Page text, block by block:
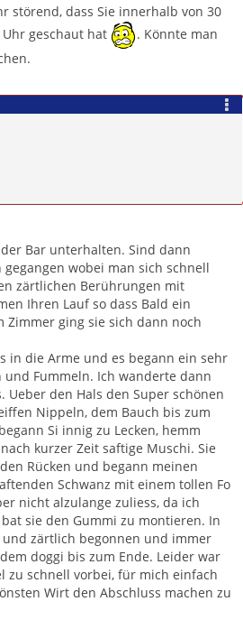
störend, dass Sie innerhalb von 30
geschaut hat
. Könnte man
Bar unterhalten. Sind dann
wobei man sich schnell
zärtlichen Berührungen mit
Ihren Lauf so dass Bald ein
Zimmer ging sie sich dann noch
in die Arme und es begann ein sehr
und Fummeln. Ich wanderte dann
Ueber den Hals den Super schönen
Nippeln, dem Bauch bis zum
Si innig zu Lecken, hemm
kurzer Zeit saftige Muschi. Sie
Rücken und begann meinen
Schwanz mit einem tollen Fo
nicht alzulange zuliess, da ich
sie den Gummi zu montieren. In
zärtlich begonnen und immer
doggi bis zum Ende. Leider war
zu schnell vorbei, für mich einfach
Wirt den Abschluss machen zu